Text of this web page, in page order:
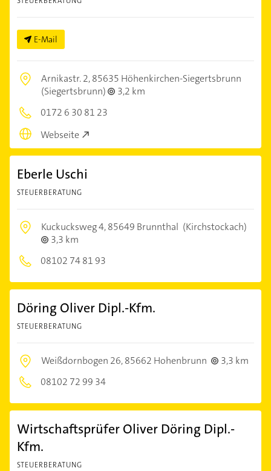
E-Mail
Arnikastr. 2,85635 Höhenkirchen-Siegertsbrunn
(Siegertsbrunn)
3,2 km
0172 6 30 81 23
Webseite
Eberle Uschi
STEUERBERATUNG
Kuckucksweg 4,85649 Brunnthal (Kirchstockach)
3,3 km
08102 74 81 93
Döring Oliver Dipl.-Kfm.
STEUERBERATUNG
Weißdornbogen 26,85662 Hohenbrunn
3,3 km
08102 72 99 34
Wirtschaftsprüfer Oliver Döring Dipl.-
Kfm.
STEUERBERATUNG